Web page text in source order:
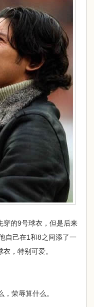
穿的9号球衣，但是后来
自己在1和8之间添了一
，特别可爱。
荣辱算什么。